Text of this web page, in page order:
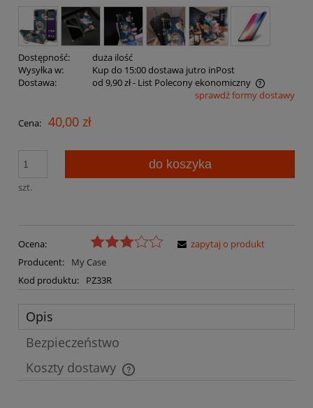
Dostępność:
duża ilość
Wysyłka w:
Kup do 15:00 dostawa jutro inPost
Dostawa:
od 9,90 zł- List Polecony ekonomiczny
Cena nie zawiera ewentualnych kosztów płatnościsprawdź formy dostawy
Cena: 40,00 zł
szt.
do koszyka
Ocena:
Producent:
My Case
Kod produktu:
PZ33R
zapytaj o produkt
Opis
Bezpieczeństwo
Koszty dostawy
Cena nie zawiera ewentualnych kosztów płatności